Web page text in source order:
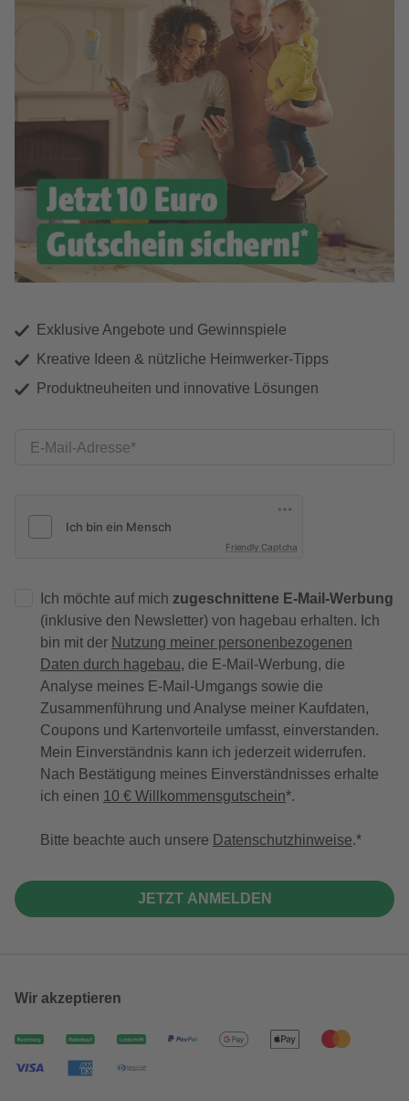
Exklusive Angebote und Gewinnspiele
Kreative Ideen & nützliche Heimwerker-Tipps
Produktneuheiten und innovative Lösungen
E-Mail-Adresse
Friendly Captcha
Ich möchte auf mich zugeschnittene E-Mail-Werbung
(inklusive den Newsletter) von hagebau erhalten. Ich
bin mit der Nutzung meiner personenbezogenen
Daten durch hagebau, die E-Mail-Werbung, die
Analyse meines E-Mail-Umgangs sowie die
Zusammenführung und Analyse meiner Kaufdaten,
Coupons und Kartenvorteile umfasst, einverstanden.
Mein Einverständnis kann ich jederzeit widerrufen.
Nach Bestätigung meines Einverständnisses erhalte
ich einen 10 € Willkommensgutschein*.
Bitte beachte auch unsere Datenschutzhinweise.
JETZT ANMELDEN
Wir akzeptieren